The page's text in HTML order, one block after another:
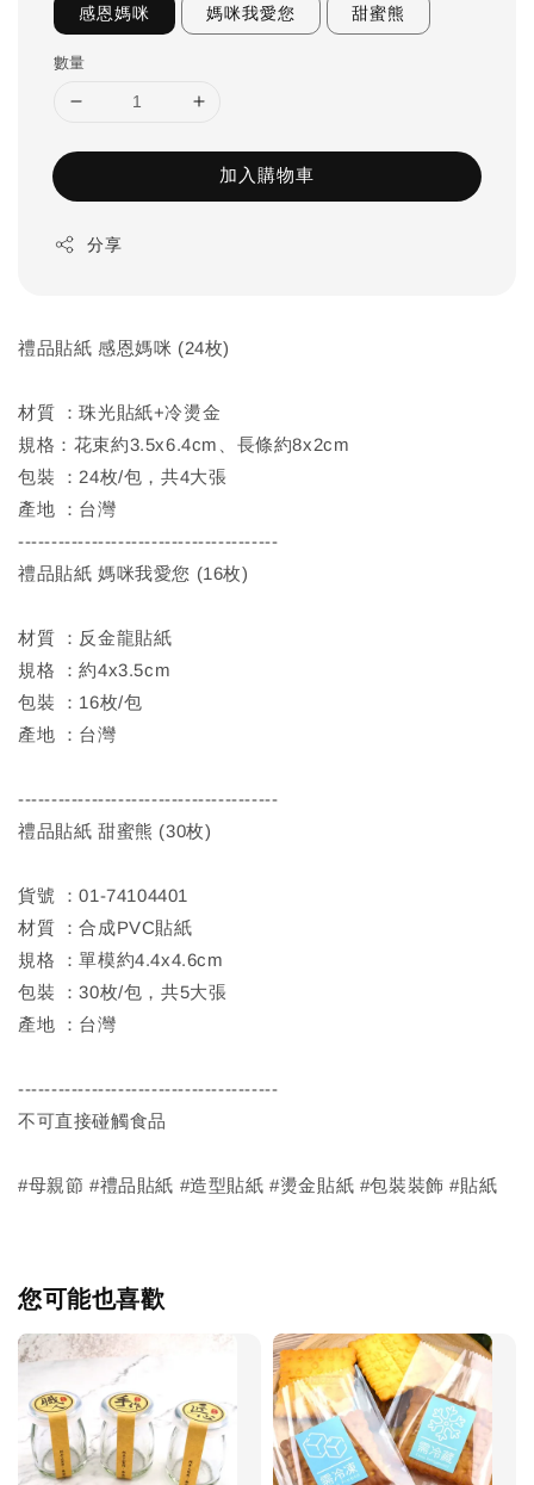
感恩媽咪 媽咪我愛您 甜蜜熊
數量
加入購物車
分享
禮品貼紙 感恩媽咪 (24枚)
材質 ：珠光貼紙+冷燙金
規格：花束約3.5x6.4cm、長條約8x2cm
包裝 ：24枚/包，共4大張
產地 ：台灣
---------------------------------------
禮品貼紙 媽咪我愛您 (16枚)
材質 ：反金龍貼紙
規格 ：約4x3.5cm
包裝 ：16枚/包
產地 ：台灣
---------------------------------------
禮品貼紙 甜蜜熊 (30枚)
貨號 ：01-74104401
材質 ：合成PVC貼紙
規格 ：單模約4.4x4.6cm
包裝 ：30枚/包，共5大張
產地 ：台灣
---------------------------------------
不可直接碰觸食品
#母親節 #禮品貼紙 #造型貼紙 #燙金貼紙 #包裝裝飾 #貼紙
您可能也喜歡